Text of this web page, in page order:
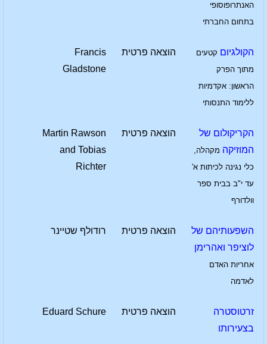
האנתרופוסופי
בתחום החברתי
הקולגיום קטעים
מתוך הפרק
הראשון: אקדמיות
ללימוד התנסותי
הוצאה פרטית
Francis
Gladstone
הקריקולום של
המוזיקה מקהלה,
כלי נגינה לכיתות א'
עד י"ב בבית ספר
וולדורף
הוצאה פרטית
Martin Rawson
and Tobias
Richter
השפעותיהם של
לוציפר ואהרימן
אחריות האדם
לאדמה
הוצאה פרטית רודולף שטיינר
זרטוסטרה
בצעירותו
הוצאה פרטית Eduard Schure